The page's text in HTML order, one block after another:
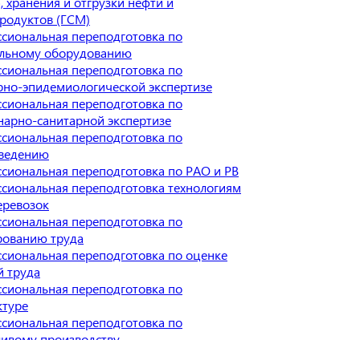
(ГСМ)
переподготовка по
оборудованию
переподготовка по
эпидемиологической экспертизе
переподготовка по
санитарной экспертизе
переподготовка по
переподготовка по РАО и РВ
переподготовка технологиям
переподготовка по
труда
переподготовка по оценке
труда
переподготовка по
переподготовка по